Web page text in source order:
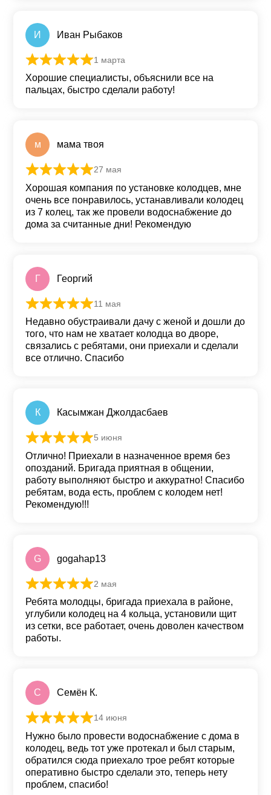
И Иван Рыбаков
Оценка из 5
1 марта
Хорошие специалисты, объяснили все на
пальцах, быстро сделали работу!
м мама твоя
Оценка
27 мая
Хорошая компания по установке колодцев, мне
очень все понравилось, устанавливали колодец
из 7 колец, так же провели водоснабжение до
дома за считанные дни! Рекомендую
Г Георгий
Оценка
11 мая
Недавно обустраивали дачу с женой и дошли до
того, что нам не хватает колодца во дворе,
связались с ребятами, они приехали и сделали
все отлично. Спасибо
К Касымжан Джолдасбаев
Оценка
5 июня
Отлично! Приехали в назначенное время без
опозданий. Бригада приятная в общении,
работу выполняют быстро и аккуратно! Спасибо
ребятам, вода есть, проблем с колодем нет!
Рекомендую!!!
G gogahap13
Оценка
2 мая
Ребята молодцы, бригада приехала в районе,
углубили колодец на 4 кольца, установили щит
из сетки, все работает, очень доволен качеством
работы.
С Семён К.
Оценка
14 июня
Нужно было провести водоснабжение с дома в
колодец, ведь тот уже протекал и был старым,
обратился сюда приехало трое ребят которые
оперативно быстро сделали это, теперь нету
проблем, спасибо!